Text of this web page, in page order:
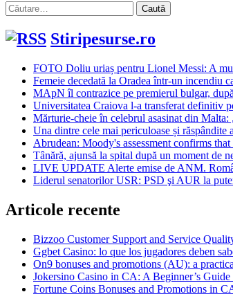
Caută
după:
Stiripesurse.ro
FOTO Doliu uriaș pentru Lionel Messi: A
Femeie decedată la Oradea într-un incendiu
MApN îl contrazice pe premierul bulgar,
Universitatea Craiova l-a transferat definitiv
Mărturie-cheie în celebrul asasinat din
Una dintre cele mai periculoase și
Abrudean: Moody's assessment confirms
Tânără, ajunsă la spital după un moment de
LIVE UPDATE Alerte emise de ANM.
Liderul senatorilor USR: PSD şi AUR la
Articole recente
Bizzoo Customer Support and Service
Ggbet Casino: lo que los jugadores deben
On9 bonuses and promotions (AU): a
Jokersino Casino in CA: A Beginner’s
Fortune Coins Bonuses and Promotions in